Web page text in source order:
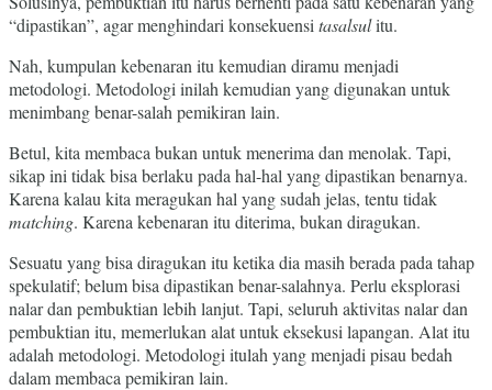
“dipastikan”, agar menghindari konsekuensi tasalsulitu.
Nah, kumpulan kebenaran itu kemudian diramu menjadi
metodologi. Metodologi inilah kemudian yang digunakan untuk
menimbang benar-salah pemikiran lain.
Betul, kita membaca bukan untuk menerima dan menolak. Tapi,
sikap ini tidak bisa berlaku pada hal-hal yang dipastikan benarnya.
Karena kalau kita meragukan hal yang sudah jelas, tentu tidak
matching. Karena kebenaran itu diterima, bukan diragukan.
Sesuatu yang bisa diragukan itu ketika dia masih berada pada tahap
spekulatif; belum bisa dipastikan benar-salahnya. Perlu eksplorasi
nalar dan pembuktian lebih lanjut. Tapi, seluruh aktivitas nalar dan
pembuktian itu, memerlukan alat untuk eksekusi lapangan. Alat itu
adalah metodologi. Metodologi itulah yang menjadi pisau bedah
dalam membaca pemikiran lain.